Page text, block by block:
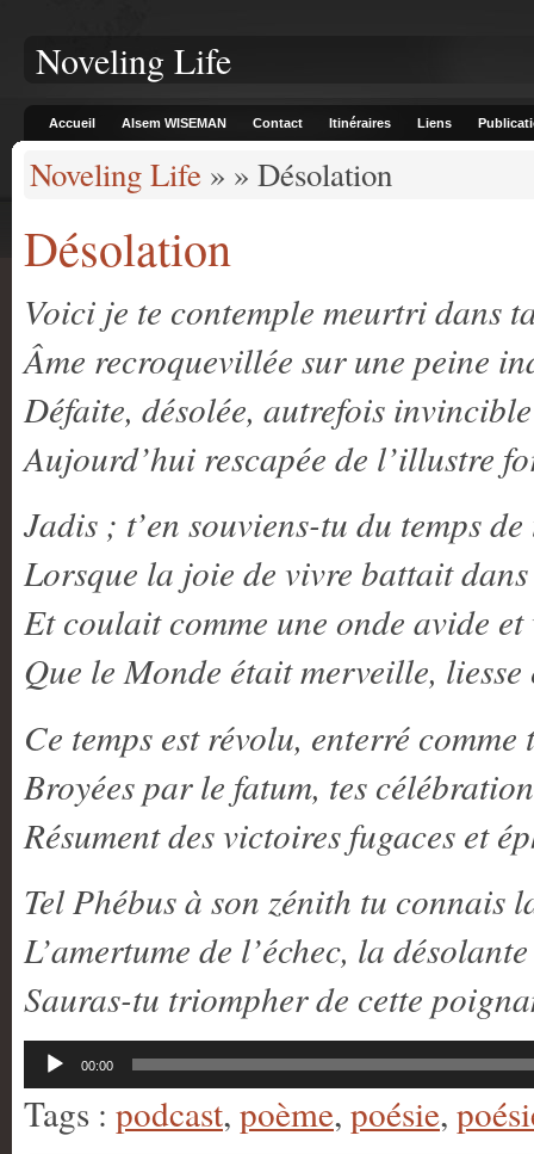
Noveling Life
Accueil Alsem WISEMAN Contact Itinéraires Liens
Noveling Life » » Désolation
Désolation
Voici je te contemple meurtri dans
Âme recroquevillée sur une peine
Défaite, désolée, autrefois invincible
Aujourd’hui rescapée de l’illustre
Jadis ; t’en souviens-tu du temps
Lorsque la joie de vivre battait
Et coulait comme une onde avide et
Que le Monde était merveille, liesse
Ce temps est révolu, enterré comme
Broyées par le fatum, tes
Résument des victoires fugaces et
Tel Phébus à son zénith tu connais
L’amertume de l’échec, la
Sauras-tu triompher de cette
Lecteur
audio
00:00
Tags : podcast, poème, poésie,